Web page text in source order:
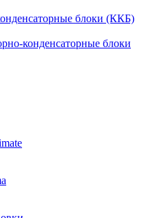
блоки (ККБ)
конденсаторные блоки